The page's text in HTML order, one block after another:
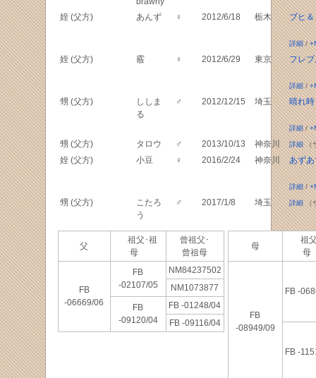
姪 (父方) あんず ♀ 2012/6/18 栃木 ブヒ＆
詳細/
姪 (父方) 霰 ♀ 2012/6/29 東京 フレ
詳細/
甥 (父方)
ししま
る
♂ 2012/12/15 埼玉 晴れ
詳細/
甥 (父方) タロウ ♂ 2013/10/13 神奈川 詳細（
姪 (父方) 小豆 ♀ 2016/2/24 神奈川 あずあ
詳細/
甥 (父方)
こたろ
う
♂ 2017/1/8 埼玉 詳細（
父
祖父･祖
母
曾祖父･
曾祖母
FB
-06669/06
FB
-02107/05
NM84237502
NM1073877
FB
-09120/04
FB -01248/04
FB -09116/04
母
祖
FB
-08949/09
FB -
FB -